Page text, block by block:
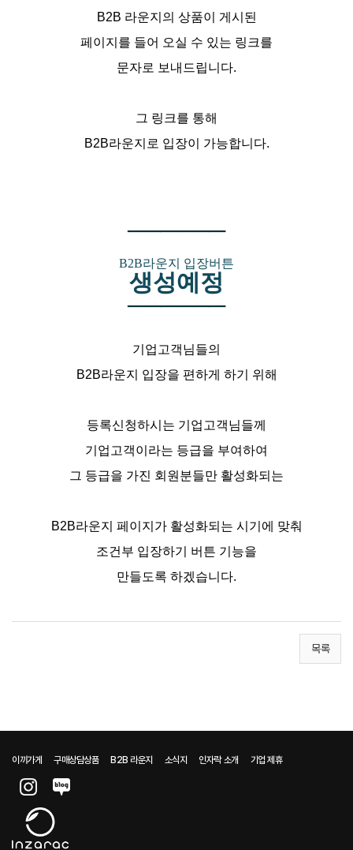
B2B 라운지의 상품이 게시된
페이지를 들어 오실 수 있는 링크를
문자로 보내드립니다.
그 링크를 통해
B2B라운지로 입장이 가능합니다.
──────
B2B라운지 입장버튼
생성예정
──────
기업고객님들의
B2B라운지 입장을 편하게 하기 위해
등록신청하시는 기업고객님들께
기업고객이라는 등급을 부여하여
그 등급을 가진 회원분들만 활성화되는
B2B라운지 페이지가 활성화되는 시기에 맞춰
조건부 입장하기 버튼 기능을
만들도록 하겠습니다.
목록
이끼가게 구매상담상품 B2B 라운지 소식지 인자락 소개 기업 제휴